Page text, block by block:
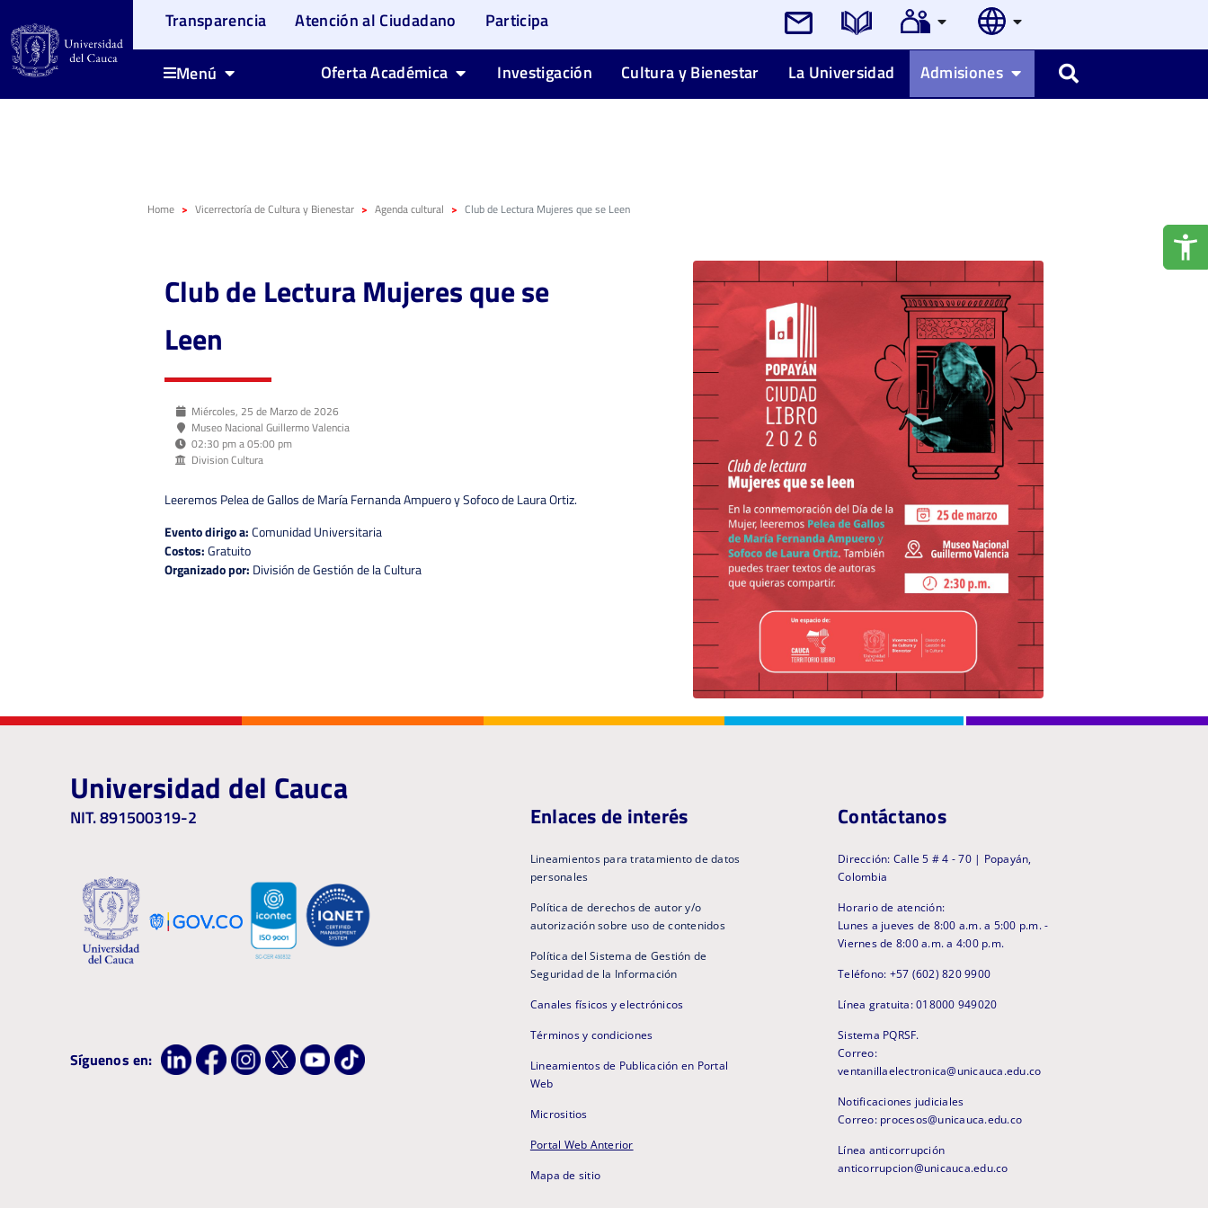
Transparencia Atención al Ciudadano Participa
Menú Oferta Académica Investigación Cultura y Bienestar La Universidad Admisiones Buscar
Home Vicerrectoría de Cultura y Bienestar Agenda cultural Club de Lectura Mujeres que se Leen
Club de Lectura Mujeres que se
Leen
Miércoles, 25 de Marzo de 2026
Museo Nacional Guillermo Valencia
02:30 pm a 05:00 pm
Division Cultura
Leeremos Pelea de Gallos de María Fernanda Ampuero y Sofoco de Laura Ortiz.
Evento dirigo a:Comunidad Universitaria
Costos:Gratuito
Organizado por: División de Gestión de la Cultura
Universidad del Cauca
NIT. 891500319-2
Síguenos en:
Enlaces de interés
Lineamientos para tratamiento de datos
personales
Política de derechos de autor y/o
autorización sobre uso de contenidos
Política del Sistema de Gestión de
Seguridad de la Información
Canales físicos y electrónicos
Términos y condiciones
Lineamientos de Publicación en Portal
Web
Micrositios
Portal Web Anterior
Mapa de sitio
Contáctanos
Dirección: Calle 5 # 4 - 70 | Popayán,
Colombia
Horario de atención:
Lunes a jueves de 8:00 a.m. a 5:00 p.m. -
Viernes de 8:00 a.m. a 4:00 p.m.
Teléfono: +57 (602) 820 9900
Línea gratuita: 018000 949020
Sistema PQRSF.
Correo:
ventanillaelectronica@unicauca.edu.co
Notificaciones judiciales
Correo: procesos@unicauca.edu.co
Línea anticorrupción
anticorrupcion@unicauca.edu.co